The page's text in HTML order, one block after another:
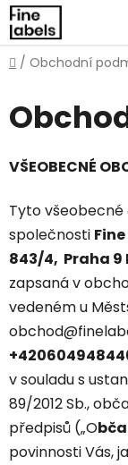
Přejít
na
obsah
Domů
/ Obchodní
VŠEOBECNÉ
Tyto
společnosti
843/4, Praha 9
zapsaná v
vedeném u
v souladu s
89/2012 Sb.,
předpisů („O
povinnosti Vás,